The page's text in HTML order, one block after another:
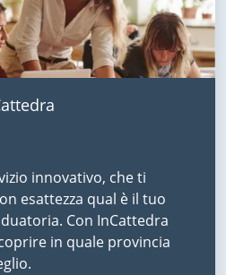
innovativo, che ti
esattezza qual è il tuo
Con InCattedra
in quale provincia